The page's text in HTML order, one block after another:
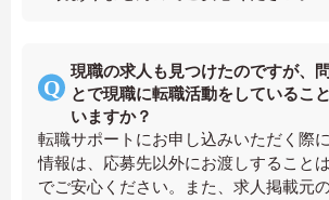
現職の求人も見つけたのですが、
とで現職に転職活動をしているこ
いますか？
転職サポートにお申し込みいただく際
情報は、応募先以外にお渡しすること
でご安心ください。また、求人掲載元